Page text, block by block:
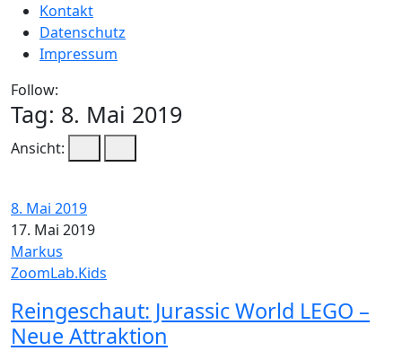
Kontakt
Datenschutz
Impressum
Follow:
Tag: 8. Mai 2019
Ansicht:
8. Mai 2019
17. Mai 2019
Markus
ZoomLab.Kids
Reingeschaut: Jurassic World LEGO –
Neue Attraktion